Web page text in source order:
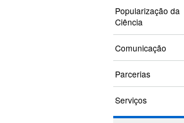
Popularização da
Ciência
Comunicação
Parcerias
Serviços